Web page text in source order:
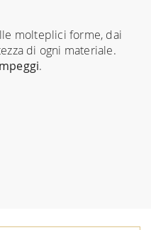
molteplici forme, dai
di ogni materiale.
.